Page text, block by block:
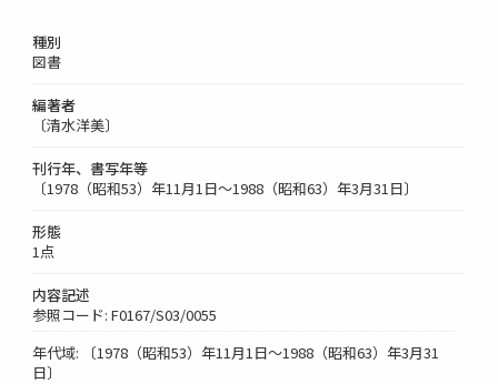
種別
図書
編著者
〔清水洋美〕
刊行年、書写年等
〔1978（昭和53）年11月1日～1988（昭和63）年3月31日〕
形態
1点
内容記述
参照コード: F0167/S03/0055
年代域: 〔1978（昭和53）年11月1日～1988（昭和63）年3月31
日〕